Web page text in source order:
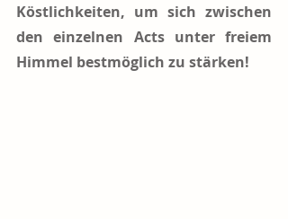
Köstlichkeiten, um sich zwischen
den einzelnen Acts unter freiem
Himmel bestmöglich zu stärken!